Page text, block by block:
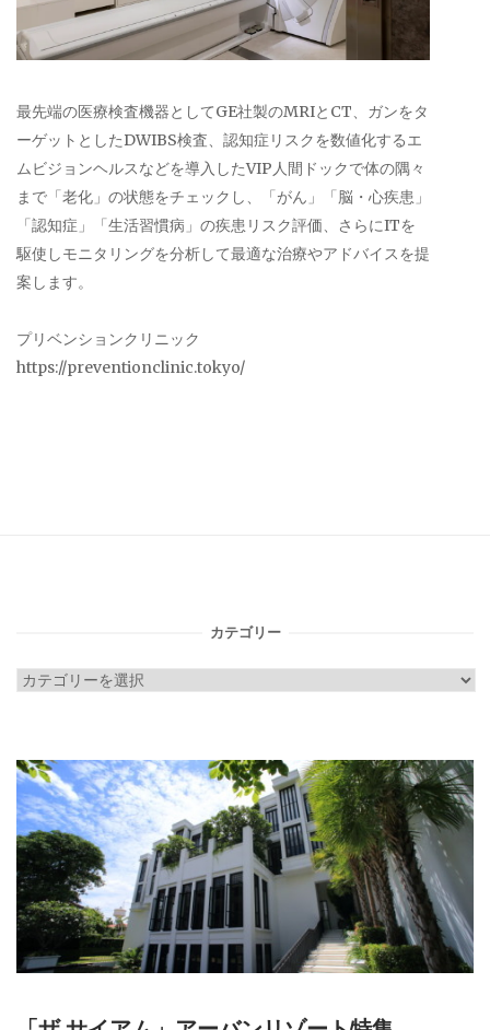
最先端の医療検査機器としてGE社製のMRIとCT、ガンをタ
ーゲットとしたDWIBS検査、認知症リスクを数値化するエ
ムビジョンヘルスなどを導入したVIP人間ドックで体の隅々
まで「老化」の状態をチェックし、「がん」「脳・心疾患」
「認知症」「生活習慣病」の疾患リスク評価、さらにITを
駆使しモニタリングを分析して最適な治療やアドバイスを提
案します。
プリベンションクリニック
https://preventionclinic.tokyo/
カテゴリー
カ
リ
ー